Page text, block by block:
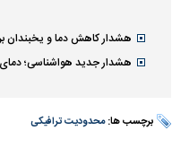
هشدار کاهش دما و یخبندان برای ۲۸
هشدار جدید هواشناسی؛ دمای هوا پایتخت
برچسب ها:محدودیت ترافیکی